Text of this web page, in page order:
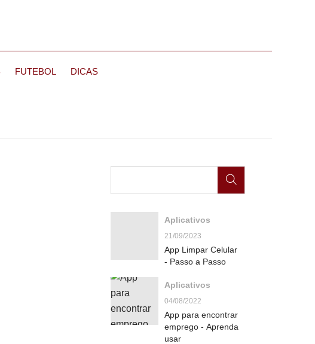
FUTEBOL DICAS
Aplicativos
21/09/2023
App Limpar Celular
- Passo a Passo
Aplicativos
04/08/2022
App para encontrar
emprego - Aprenda
usar